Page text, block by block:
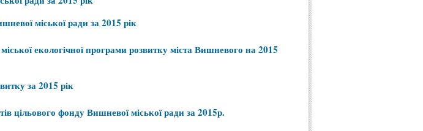
міськоїрадиза2015 рік
міськоїекологічноїпрограмирозвиткумістаВишневого на2015
за2015 рік
цільового фондуВишневоїміськоїрадиза2015р.